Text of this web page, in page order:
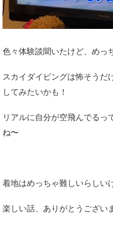
色々体験談聞いたけど、めっ
スカイダイビングは怖そうだ
してみたいかも！
リアルに自分が空飛んでるっ
ね〜
着地はめっちゃ難しいらしい
楽しい話、ありがとうござい